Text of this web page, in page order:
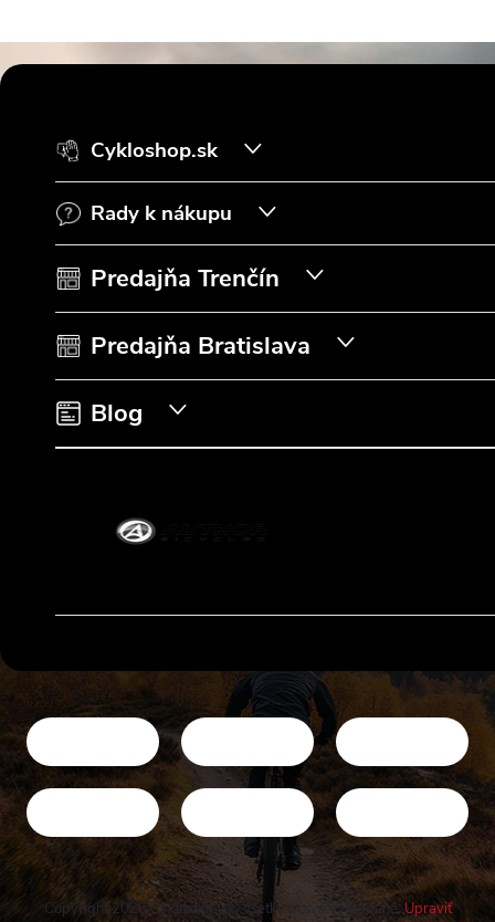
Z
Cykloshop.sk
Rady k nákupu
Predajňa Trenčín
Predajňa Bratislava
Blog
Copyright 2026 Cykloshop.sk. Všetky práva vyhradené.Upraviť